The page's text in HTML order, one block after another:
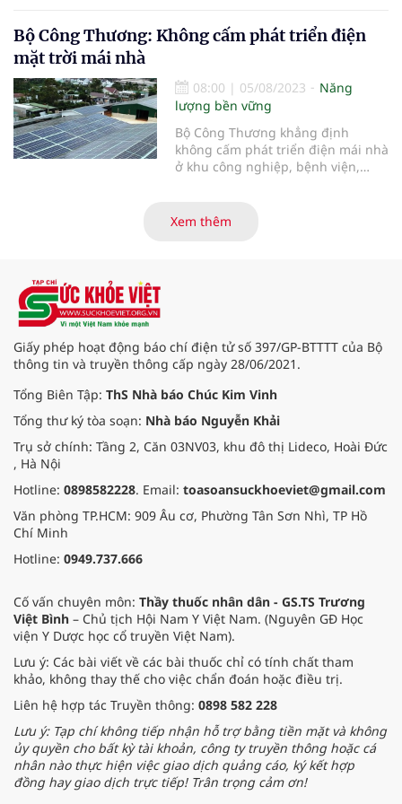
Bộ Công Thương: Không cấm phát triển điện
mặt trời mái nhà
08:00 | 05/08/2023
Năng
lượng bền vững
Bộ Công Thương khẳng định
không cấm phát triển điện mái nhà
ở khu công nghiệp, bệnh viện,
Xem thêm
Giấy phép hoạt động báo chí điện tử số 397/GP-BTTTT của Bộ
thông tin và truyền thông cấp ngày 28/06/2021.
Tổng Biên Tập: ThS Nhà báo Chúc Kim Vinh
Tổng thư ký tòa soạn: Nhà báo Nguyễn Khải
Trụ sở chính: Tầng 2, Căn 03NV03, khu đô thị Lideco, Hoài Đức
, Hà Nội
Hotline: 0898582228. Email: toasoansuckhoeviet@gmail.com
Văn phòng TP.HCM: 909 Âu cơ, Phường Tân Sơn Nhì, TP Hồ
Chí Minh
Hotline: 0949.737.666
Cố vấn chuyên môn: Thầy thuốc nhân dân - GS.TS Trương
Việt Bình – Chủ tịch Hội Nam Y Việt Nam. (Nguyên GĐ Học
viện Y Dược học cổ truyền Việt Nam).
Lưu ý: Các bài viết về các bài thuốc chỉ có tính chất tham
khảo, không thay thế cho việc chẩn đoán hoặc điều trị.
Liên hệ hợp tác Truyền thông: 0898 582 228
Lưu ý: Tạp chí không tiếp nhận hỗ trợ bằng tiền mặt và không
ủy quyền cho bất kỳ tài khoản, công ty truyền thông hoặc cá
nhân nào thực hiện việc giao dịch quảng cáo, ký kết hợp
đồng hay giao dịch trực tiếp! Trân trọng cảm ơn!